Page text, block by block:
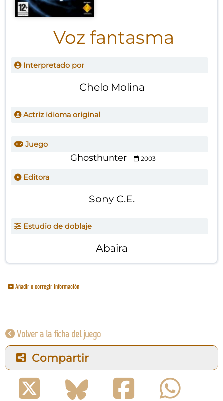
Voz fantasma
Interpretado por
Chelo Molina
Actriz idioma original
Juego
Ghosthunter 2003
Editora
Sony C.E.
Estudio de doblaje
Abaira
Añadir o corregir información
Volver a la ficha del juego
Compartir